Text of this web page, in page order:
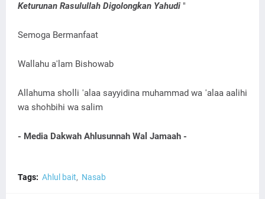
Keturunan Rasulullah Digolongkan Yahudi "
Semoga Bermanfaat
Wallahu a'lam Bishowab
Allahuma sholli 'alaa sayyidina muhammad wa 'alaa aalihi
wa shohbihi wa salim
- Media Dakwah Ahlusunnah Wal Jamaah -
Tags: Ahlul bait Nasab